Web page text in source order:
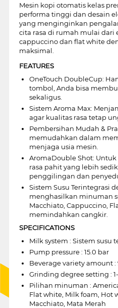
Mesin kopi otomatis kelas
performa tinggi dan desain
yang menginginkan
cita rasa di rumah mulai dari
cappuccino dan flat white
maksimal.
FEATURES
OneTouch DoubleCup:
tombol, Anda bisa
sekaligus.
Sistem Aroma Max:
agar kualitas rasa tetap
Pembersihan Mudah &
memudahkan dalam
menjaga usia mesin.
AromaDouble Shot:
rasa pahit yang lebih
penggilingan dan
Sistem Susu Terintegrasi
menghasilkan minuman
Macchiato, Cappuccino,
memindahkan cangkir.
SPECIFICATIONS
Milk system : Sistem susu
Pump pressure : 15.0 bar
Beverage variety amount :
Grinding degree setting :
Pilihan minuman :
Flat white, Milk foam, Hot
Macchiato, Mata Merah